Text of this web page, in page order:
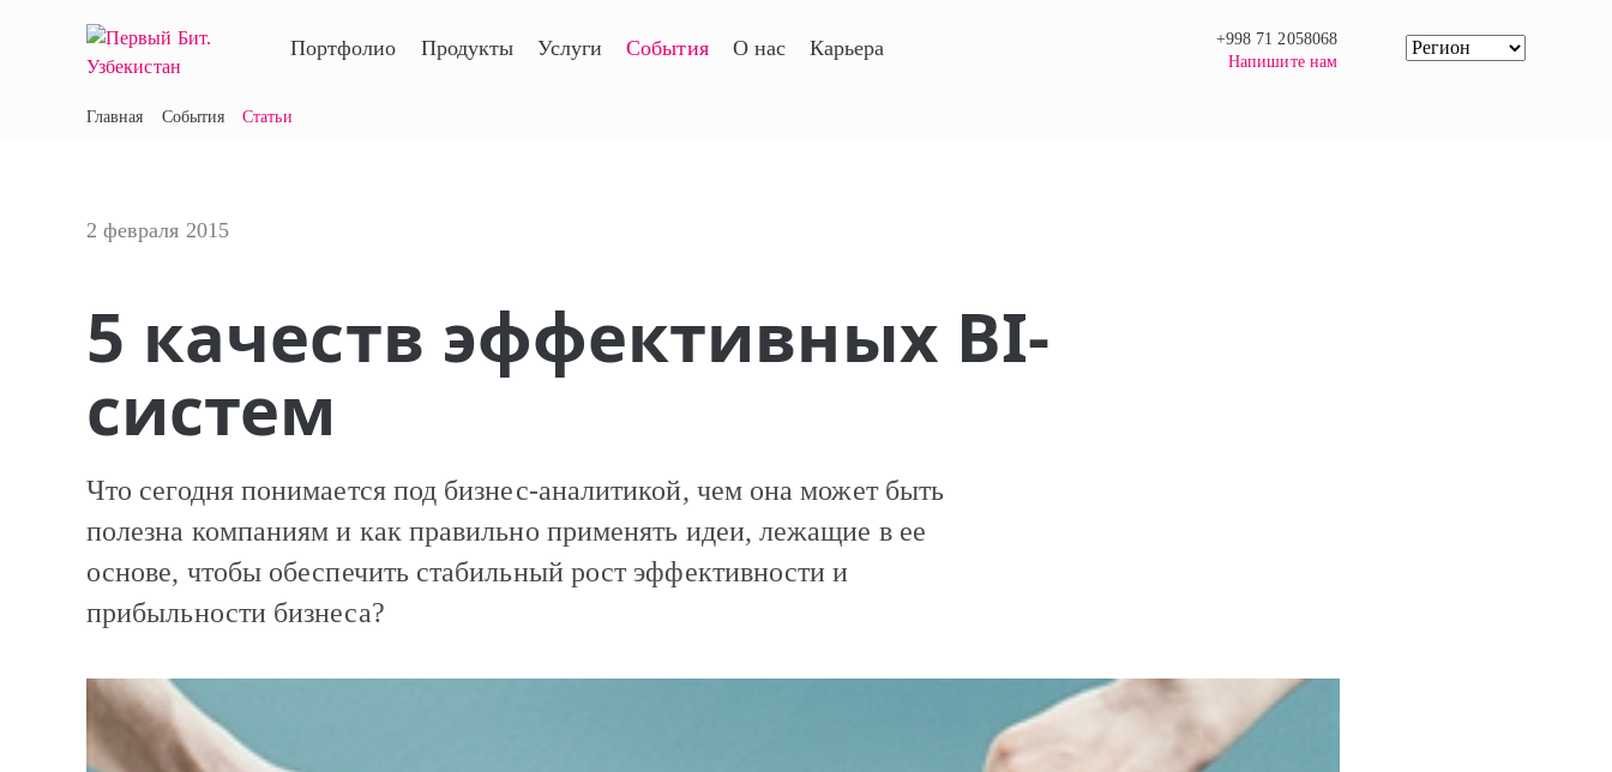
Портфолио Продукты Услуги События О нас Карьера
+998 71 2058068
Напишите нам
Главная События Статьи
2 февраля 2015
5 качеств эффективных BI-
систем
Что сегодня понимается под бизнес-аналитикой, чем она может быть
полезна компаниям и как правильно применять идеи, лежащие в ее
основе, чтобы обеспечить стабильный рост эффективности и
прибыльности бизнеса?